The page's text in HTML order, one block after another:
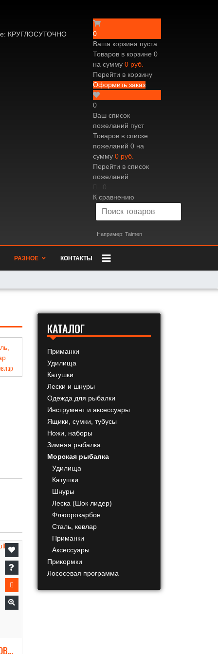
КРУГЛОСУТОЧНО
0
Ваша корзина пуста
Товаров в корзине 0
на сумму 0 руб.
Перейти в корзину
Оформить заказ
0
Ваш список
пожеланий пуст
Товаров в списке
пожеланий 0 на
сумму 0 руб.
Перейти в список
пожеланий
0
К сравнению
Например: Taimen
РАЗНОЕ КОНТАКТЫ
СИЛИКОН ДЛЯ ДЖИГ ГОЛОВОК MULLET SHAD JIG
КАТАЛОГ
Приманки
Удилища
Катушки
Лески и шнуры
Одежда для рыбалки
Инструмент и аксессуары
Ящики, сумки, тубусы
Ножи, наборы
Зимняя рыбалка
Морская рыбалка
Удилища
Катушки
Шнуры
Леска (Шок лидер)
Флюорокарбон
Сталь, кевлар
Приманки
Аксессуары
Прикормки
Лососевая программа